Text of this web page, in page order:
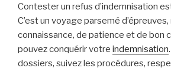
Contester un refus d’indemnisation
C’est un voyage parsemé
connaissance, de patience et de bon
pouvez conquérir votre indemnisation
dossiers, suivez les procédures,